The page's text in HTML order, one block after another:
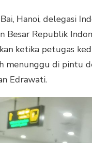
Hanoi, delegasi
Republik
ketika petugas
menunggu di pintu
Edrawati.